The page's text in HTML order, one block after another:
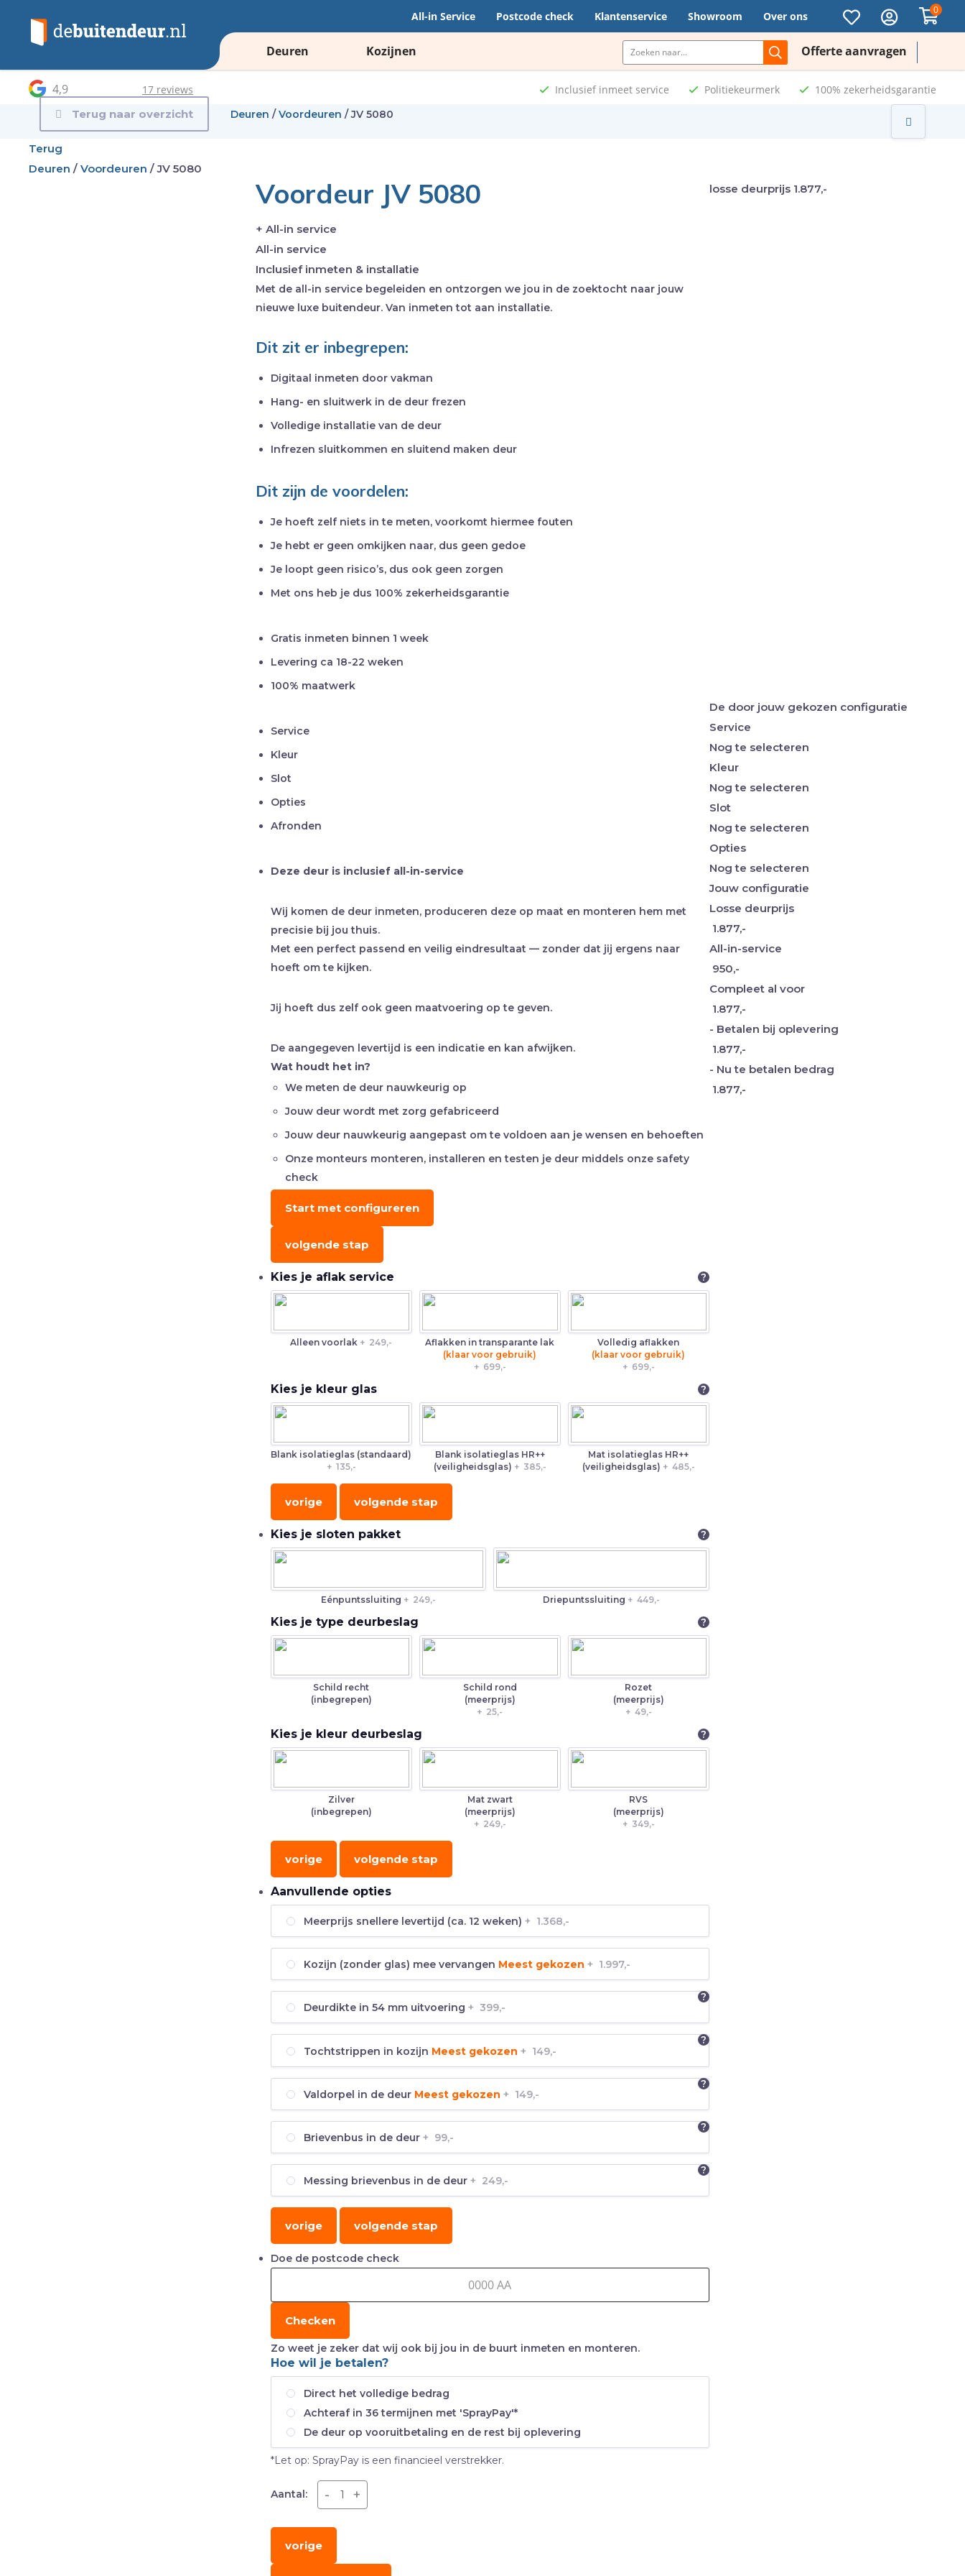
All-in Service Postcode check Klantenservice Showroom Over ons 0
Deuren Kozijnen Offerte aanvragen
4,9 17 reviews Inclusief inmeet service Politiekeurmerk
100% zekerheidsgarantie
Terug naar overzicht
Deuren /Voordeuren /JV 5080
Terug
Deuren / Voordeuren /JV 5080
Voordeur JV 5080
+ All-in service
All-in service
Inclusief inmeten & installatie
Met de all-in service begeleiden en ontzorgen we jou in de zoektocht naar jouw
nieuwe luxe buitendeur. Van inmeten tot aan installatie.
Dit zit er inbegrepen:
Digitaal inmeten door vakman
Hang- en sluitwerk in de deur frezen
Volledige installatie van de deur
Infrezen sluitkommen en sluitend maken deur
Dit zijn de voordelen:
Je hoeft zelf niets in te meten, voorkomt hiermee fouten
Je hebt er geen omkijken naar, dus geen gedoe
Je loopt geen risico’s, dus ook geen zorgen
Met ons heb je dus 100% zekerheidsgarantie
Gratis inmeten binnen 1 week
Levering ca 18-22 weken
100% maatwerk
losse deurprijs1.877,-
Service
Kleur
Slot
Opties
Afronden
Deze deur is inclusief all-in-service
Wij komen de deur inmeten, produceren deze op maat en monteren hem met
precisie bij jou thuis.
Met een perfect passend en veilig eindresultaat — zonder dat jij ergens naar
hoeft om te kijken.
Jij hoeft dus zelf ook geen maatvoering op te geven.
De aangegeven levertijd is een indicatie en kan afwijken.
Wat houdt het in?
We meten de deur nauwkeurig op
Jouw deur wordt met zorg gefabriceerd
Jouw deur nauwkeurig aangepast om te voldoen aan je wensen en behoeften
Onze monteurs monteren, installeren en testen je deur middels onze safety
check
Start met configureren
volgende stap
Kies je aflak service ?
Alleen voorlak + 249,-
Aflakken in transparante lak
(klaar voor gebruik)
+ 699,-
Volledig aflakken
(klaar voor gebruik)
+ 699,-
Kies je kleur glas ?
Blank isolatieglas (standaard)
+ 135,-
Blank isolatieglas HR++
(veiligheidsglas) + 385,-
Mat isolatieglas HR++
(veiligheidsglas) + 485,-
vorige volgende stap
Kies je sloten pakket ?
Eénpuntssluiting + 249,- Driepuntssluiting + 449,-
Kies je type deurbeslag ?
Schild recht
(inbegrepen)
Schild rond
(meerprijs)
+ 25,-
Rozet
(meerprijs)
+ 49,-
Kies je kleur deurbeslag ?
Zilver
(inbegrepen)
Mat zwart
(meerprijs)
+ 249,-
RVS
(meerprijs)
+ 349,-
vorige volgende stap
Aanvullende opties
Meerprijs snellere levertijd (ca. 12 weken) + 1.368,-
Kozijn (zonder glas) mee vervangen Meest gekozen + 1.997,-
Deurdikte in 54 mm uitvoering + 399,-
?
Tochtstrippen in kozijn Meest gekozen + 149,-
?
Valdorpel in de deur Meest gekozen + 149,-
?
Brievenbus in de deur + 99,-
?
Messing brievenbus in de deur + 249,-
?
vorige volgende stap
Doe de postcode check
Checken
Zo weet je zeker dat wij ook bij jou in de buurt inmeten en monteren.
Hoe wil je betalen?
Direct het volledige bedrag
Achteraf in 36 termijnen met 'SprayPay'*
De deur op vooruitbetaling en de rest bij oplevering
*Let op: SprayPay is een financieel verstrekker.
Aantal: - +
vorige
De door jouw gekozen configuratie
Service
Nog te selecteren
Kleur
Nog te selecteren
Slot
Nog te selecteren
Opties
Nog te selecteren
Jouw configuratie
Losse deurprijs
1.877,-
All-in-service
950,-
Compleet al voor
1.877,-
- Betalen bij oplevering
1.877,-
- Nu te betalen bedrag
1.877,-